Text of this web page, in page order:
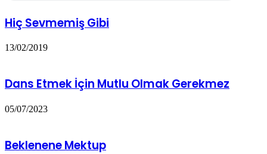
Hiç Sevmemiş Gibi
13/02/2019
Dans Etmek İçin Mutlu Olmak Gerekmez
05/07/2023
Beklenene Mektup